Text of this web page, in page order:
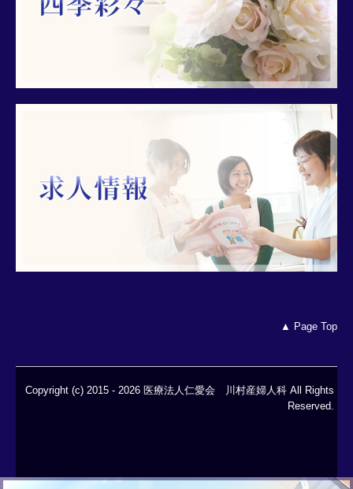
▲ Page Top
Copyright (c) 2015 - 2026 医療法人仁愛会 川村産婦人科 All Rights
Reserved.